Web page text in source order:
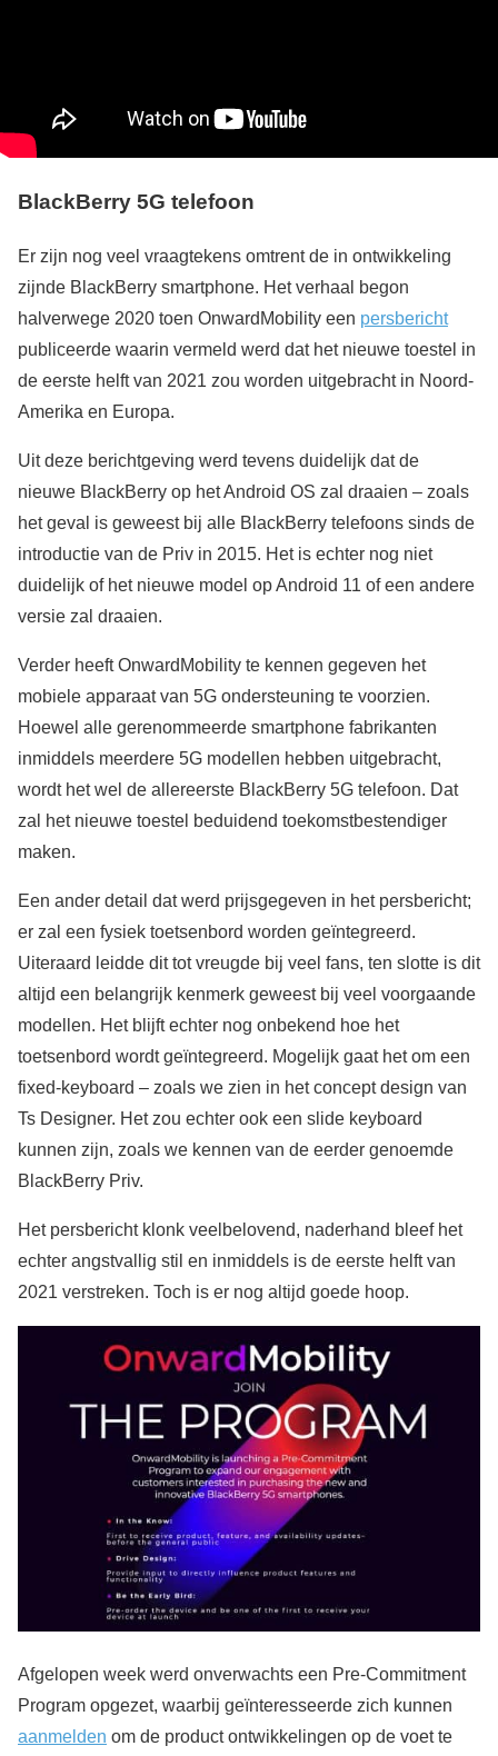
BlackBerry 5G telefoon
Er zijn nog veel vraagtekens omtrent de in ontwikkeling
zijnde BlackBerry smartphone. Het verhaal begon
halverwege 2020 toen OnwardMobility een persbericht
publiceerde waarin vermeld werd dat het nieuwe toestel in
de eerste helft van 2021 zou worden uitgebracht in Noord-
Amerika en Europa.
Uit deze berichtgeving werd tevens duidelijk dat de
nieuwe BlackBerry op het Android OS zal draaien – zoals
het geval is geweest bij alle BlackBerry telefoons sinds de
introductie van de Priv in 2015. Het is echter nog niet
duidelijk of het nieuwe model op Android 11 of een andere
versie zal draaien.
Verder heeft OnwardMobility te kennen gegeven het
mobiele apparaat van 5G ondersteuning te voorzien.
Hoewel alle gerenommeerde smartphone fabrikanten
inmiddels meerdere 5G modellen hebben uitgebracht,
wordt het wel de allereerste BlackBerry 5G telefoon. Dat
zal het nieuwe toestel beduidend toekomstbestendiger
maken.
Een ander detail dat werd prijsgegeven in het persbericht;
er zal een fysiek toetsenbord worden geïntegreerd.
Uiteraard leidde dit tot vreugde bij veel fans, ten slotte is dit
altijd een belangrijk kenmerk geweest bij veel voorgaande
modellen. Het blijft echter nog onbekend hoe het
toetsenbord wordt geïntegreerd. Mogelijk gaat het om een
fixed-keyboard – zoals we zien in het concept design van
Ts Designer. Het zou echter ook een slide keyboard
kunnen zijn, zoals we kennen van de eerder genoemde
BlackBerry Priv.
Het persbericht klonk veelbelovend, naderhand bleef het
echter angstvallig stil en inmiddels is de eerste helft van
2021 verstreken. Toch is er nog altijd goede hoop.
Afgelopen week werd onverwachts een Pre-Commitment
Program opgezet, waarbij geïnteresseerde zich kunnen
aanmelden om de product ontwikkelingen op de voet te